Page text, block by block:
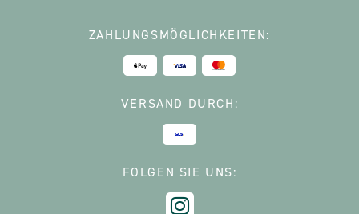
ZAHLUNGSMÖGLICHKEITEN:
VERSAND DURCH:
FOLGEN SIE UNS: